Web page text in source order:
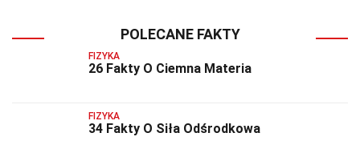
POLECANE FAKTY
FIZYKA
26 Fakty O Ciemna Materia
FIZYKA
34 Fakty O Siła Odśrodkowa